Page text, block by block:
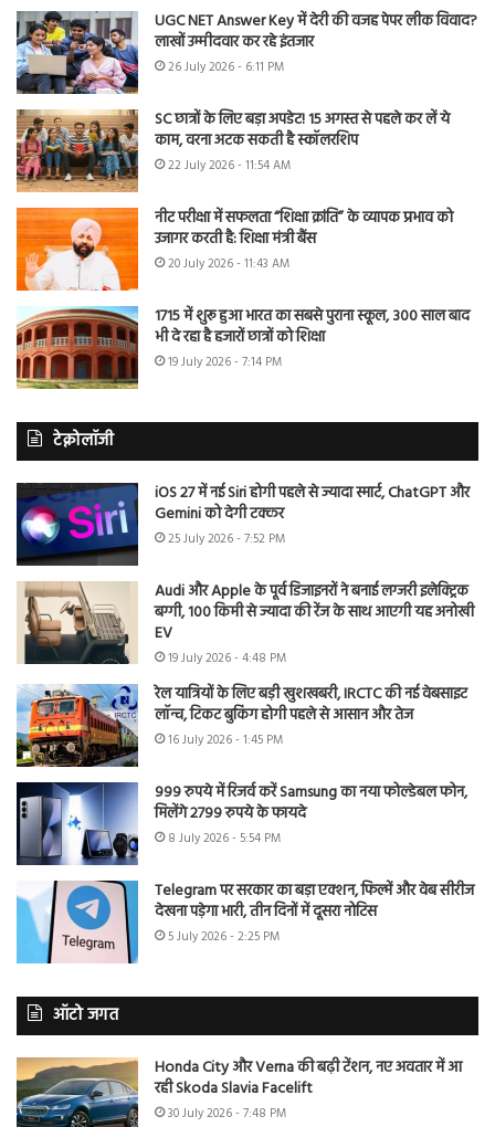
UGC NET Answer Key में देरी की वजह पेपर लीक विवाद?
लाखों उम्मीदवार कर रहे इंतजार
26 July 2026 - 6:11 PM
SC छात्रों के लिए बड़ा अपडेट! 15 अगस्त से पहले कर लें ये
काम, वरना अटक सकती है स्कॉलरशिप
22 July 2026 - 11:54 AM
नीट परीक्षा में सफलता “शिक्षा क्रांति” के व्यापक प्रभाव को
उजागर करती है: शिक्षा मंत्री बैंस
20 July 2026 - 11:43 AM
1715 में शुरू हुआ भारत का सबसे पुराना स्कूल, 300 साल बाद
भी दे रहा है हजारों छात्रों को शिक्षा
19 July 2026 - 7:14 PM
टेक्नोलॉजी
iOS 27 में नई Siri होगी पहले से ज्यादा स्मार्ट, ChatGPT और
Gemini को देगी टक्कर
25 July 2026 - 7:52 PM
Audi और Apple के पूर्व डिजाइनरों ने बनाई लग्जरी इलेक्ट्रिक
बग्गी, 100 किमी से ज्यादा की रेंज के साथ आएगी यह अनोखी
EV
19 July 2026 - 4:48 PM
रेल यात्रियों के लिए बड़ी खुशखबरी, IRCTC की नई वेबसाइट
लॉन्च, टिकट बुकिंग होगी पहले से आसान और तेज
16 July 2026 - 1:45 PM
999 रुपये में रिजर्व करें Samsung का नया फोल्डेबल फोन,
मिलेंगे 2799 रुपये के फायदे
8 July 2026 - 5:54 PM
Telegram पर सरकार का बड़ा एक्शन, फिल्में और वेब सीरीज
देखना पड़ेगा भारी, तीन दिनों में दूसरा नोटिस
5 July 2026 - 2:25 PM
ऑटो जगत
Honda City और Verna की बढ़ी टेंशन, नए अवतार में आ
रही Skoda Slavia Facelift
30 July 2026 - 7:48 PM